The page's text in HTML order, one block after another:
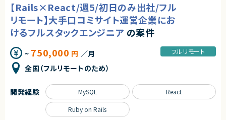
両面から推進
・開発組織の課題解決、エンジニアの育成、採用支援
■ポジションの魅力
特定のプロダクトを持たない組織だからこそ俯瞰的に課題を見極め、全体
最適となる解決策を打っていくことが求められます。
テックリード室として全社を俯瞰して施策を考えるだけでなく、主担当となる
事業においては事業部の開発チームと共に事業に深くコミットしていただく
られる環境です。
○開発統括本部テックリード室
CTO/VPoE/テックリード
プロジェクトマネージャー
プロジェクトリーダー
インフラエンジニア/SRE
フロントエンドエンジニア
サーバーサイドエンジニア
◆業務内容
日程調整を支援するSaaSプロダクトにおいて、企画・設計から改善まで、プ
ロダクト開発を主導していただくポジションです。
・開発テーマの優先順位付けおよび進行マネジメント
・技術的視点を活かした営業・カスタマーサポート支援
・障害対応や運用面の改善を含むプロダクト品質の担保
・上記に付随する、経営・顧客・開発をつなぐ横断的な役割
【Rails×React/週5/初日のみ出社/フル
リモート】大手口コミサイト運営企業にお
けるフルスタックエンジニア の案件
~ 750,000 円 ／月
全国（フルリモートのため）
フルリモート
開発経験 MySQL React
Ruby on Rails